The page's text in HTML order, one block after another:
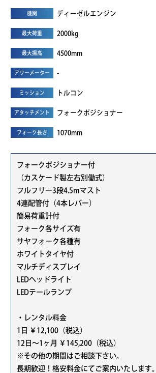
機関 ディーゼルエンジン
最大荷重 2000kg
最大揚高 4500mm
アワーメーター -
ミッション トルコン
アタッチメント フォークポジショナー
フォーク長さ 1070mm
フォークポジショナー付
（カスケード製左右別働式）
フルフリー3段4.5mマスト
4連配管付（4本レバー）
簡易荷重計付
フォーク各サイズ有
サヤフォーク各種有
ホワイトタイヤ付
マルチディスプレイ
LEDヘッドライト
LEDテールランプ
・レンタル料金
1日 ￥12,100（税込）
12日～1ヶ月 ￥145,200（税込）
※その他の期間はご相談下さい。
長期歓迎！格安料金にてご案内いたします。